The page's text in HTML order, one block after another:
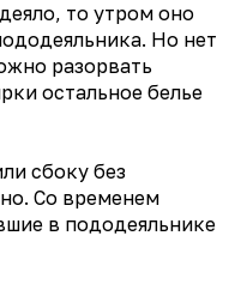
то утром оно
Но нет
разорвать
остальное белье
сбоку без
Со временем
в пододеяльнике